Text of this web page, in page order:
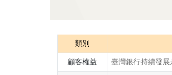
類別
顧客權益 臺灣銀行持續發